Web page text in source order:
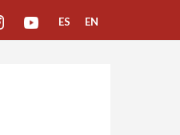
ES EN